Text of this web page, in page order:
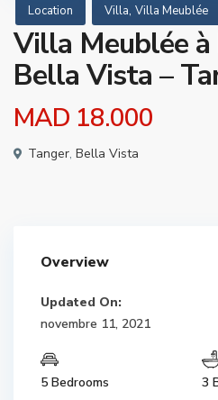
Location Villa, Villa Meublée
Villa Meublée
Bella Vista –
MAD 18.000
Tanger, Bella Vista
Overview
Updated On:
novembre 11, 2021
5 Bedrooms 3